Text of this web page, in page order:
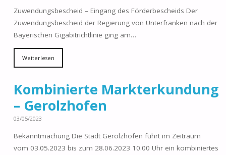
Zuwendungsbescheid – Eingang des Förderbescheids Der
Zuwendungsbescheid der Regierung von Unterfranken nach der
Bayerischen Gigabitrichtlinie ging am…
Weiterlesen
Kombinierte Markterkundung
– Gerolzhofen
03/05/2023
Bekanntmachung Die Stadt Gerolzhofen führt im Zeitraum
vom 03.05.2023 bis zum 28.06.2023 10.00 Uhr ein kombiniertes